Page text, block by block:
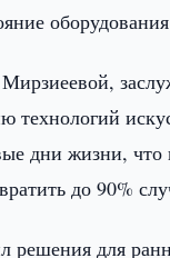
технологий
дни жизни,
до 90%
решения для